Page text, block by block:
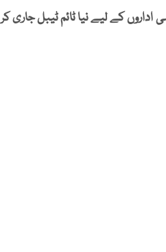
کے لیے نیا ٹائم ٹیبل جاری کر